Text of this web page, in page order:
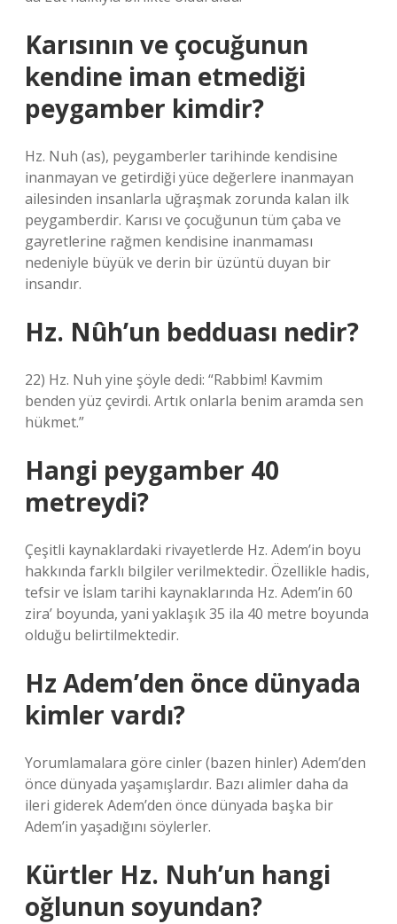
Karısının ve çocuğunun
kendine iman etmediği
peygamber kimdir?
Hz. Nuh (as), peygamberler tarihinde kendisine
inanmayan ve getirdiği yüce değerlere inanmayan
ailesinden insanlarla uğraşmak zorunda kalan ilk
peygamberdir. Karısı ve çocuğunun tüm çaba ve
gayretlerine rağmen kendisine inanmaması
nedeniyle büyük ve derin bir üzüntü duyan bir
insandır.
Hz. Nûh’un bedduası nedir?
22) Hz. Nuh yine şöyle dedi: “Rabbim! Kavmim
benden yüz çevirdi. Artık onlarla benim aramda sen
hükmet.”
Hangi peygamber 40
metreydi?
Çeşitli kaynaklardaki rivayetlerde Hz. Adem’in boyu
hakkında farklı bilgiler verilmektedir. Özellikle hadis,
tefsir ve İslam tarihi kaynaklarında Hz. Adem’in 60
zira’ boyunda, yani yaklaşık 35 ila 40 metre boyunda
olduğu belirtilmektedir.
Hz Adem’den önce dünyada
kimler vardı?
Yorumlamalara göre cinler (bazen hinler) Adem’den
önce dünyada yaşamışlardır. Bazı alimler daha da
ileri giderek Adem’den önce dünyada başka bir
Adem’in yaşadığını söylerler.
Kürtler Hz. Nuh’un hangi
oğlunun soyundan?